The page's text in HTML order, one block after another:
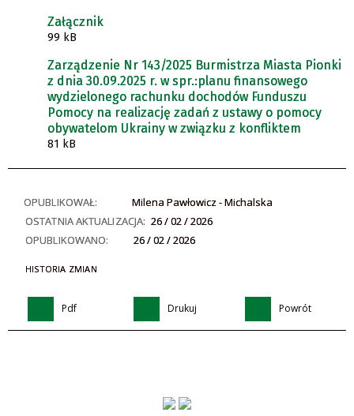
Załącznik
99 kB
Zarządzenie Nr 143/2025 Burmistrza Miasta Pionki
z dnia 30.09.2025 r. w spr.:planu finansowego
wydzielonego rachunku dochodów Funduszu
Pomocy na realizację zadań z ustawy o pomocy
obywatelom Ukrainy w związku z konfliktem
81 kB
OPUBLIKOWAŁ:
Milena Pawłowicz - Michalska
OSTATNIA AKTUALIZACJA: 26 / 02 / 2026
OPUBLIKOWANO:
26 / 02 / 2026
HISTORIA ZMIAN
Pdf Drukuj Powrót